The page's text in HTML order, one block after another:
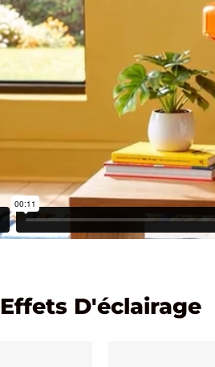
Effets D'éclairage